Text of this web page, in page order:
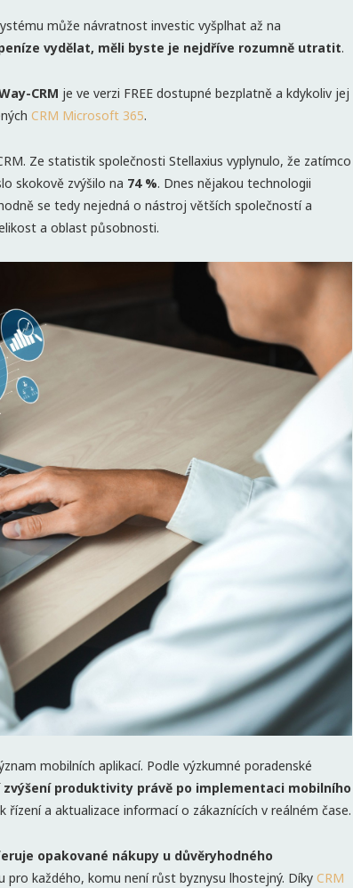
může návratnost investic vyšplhat až na
vydělat, měli byste je nejdříve rozumně utratit.
CRM je ve verzi FREE dostupné bezplatně a kdykoliv jej
CRM Microsoft 365.
Ze statistik společnosti Stellaxius vyplynulo, že zatímco
skokově zvýšilo na 74 %. Dnes nějakou technologii
se tedy nejedná o nástroj větších společností a
a oblast působnosti.
mobilních aplikací. Podle výzkumné poradenské
zvýšení produktivity právě po implementaci mobilního
a aktualizace informací o zákaznících v reálném čase.
opakované nákupy u důvěryhodného
každého, komu není růst byznysu lhostejný. Díky CRM